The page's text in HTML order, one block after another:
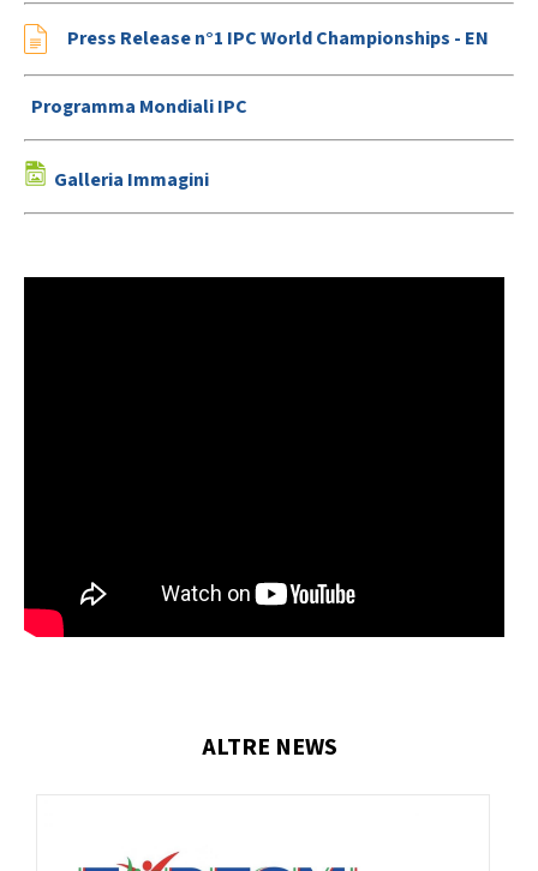
Press Release n°1 IPC World Championships - EN
Programma Mondiali IPC
Galleria Immagini
ALTRE NEWS